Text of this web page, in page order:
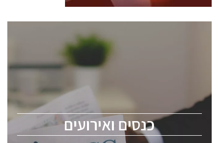
כנסים ואירועים
כנסים ואירועים
לכל העוסקים בתעשיית הסמיקונדקטור כולל מהנדסים,
ChipEx2026 will be held on May 12-13, 2026. The